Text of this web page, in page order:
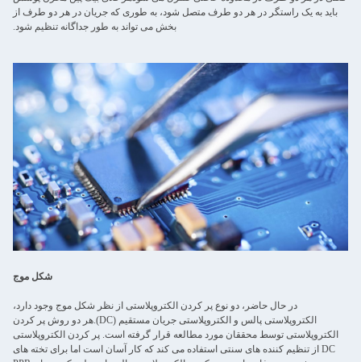
باید به یک راستگر در هر دو طرف متصل شود، به طوری که جریان در هر دو طرف از
بخش می تواند به طور جداگانه تنظیم شود.
شکل موج
در حال حاضر، دو نوع پر کردن الکتروپلاستی از نظر شکل موج وجود دارد،
الکتروپلاستی پالس و الکتروپلاستی جریان مستقیم (DC).هر دو روش پر کردن
الکتروپلاستی توسط محققان مورد مطالعه قرار گرفته است. پر کردن الکتروپلاستی
DC از تنظیم کننده های سنتی استفاده می کند که کار آسان است اما برای تخته های